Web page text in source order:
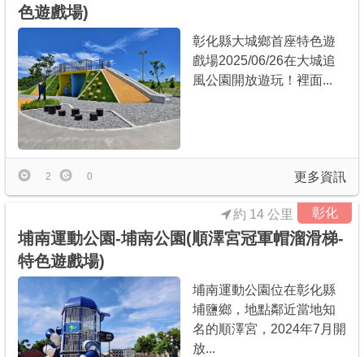
色遊戲場)
彰化縣大城鄉首座特色遊
戲場2025/06/26在大城追
風公園開放遊玩！裡面...
更多資訊
2 0
彰化
約 14 公里
埔南運動公園-埔南公園(順澤宮冠軍帽溜滑梯-
特色遊戲場)
埔南運動公園位在彰化縣
埔鹽鄉，地點鄰近當地知
名的順澤宮，2024年7月開
放...